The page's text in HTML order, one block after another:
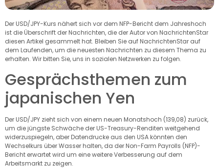
Der USD/JPY-Kurs nähert sich vor dem NFP-Bericht dem Jahreshoch
ist die Überschrift der Nachrichten, die der Autor von NachrichtenStar
diesen Artikel gesammelt hat. Bleiben Sie auf NachrichtenStar auf
dem Laufenden, um die neuesten Nachrichten zu diesem Thema zu
erhalten. Wir bitten Sie, uns in sozialen Netzwerken zu folgen.
Gesprächsthemen zum
japanischen Yen
Der USD/JPY zieht sich von einem neuen Monatshoch (139,08) zurück,
um die jüngste Schwäche der US-Treasury-Renditen weitgehend
widerzuspiegeln, aber Datendrucke aus den USA könnten den
Wechselkurs über Wasser halten, da der Non-Farm Payrolls (NFP)-
Bericht erwartet wird um eine weitere Verbesserung auf dem
Arbeitsmarkt zu zeigen.